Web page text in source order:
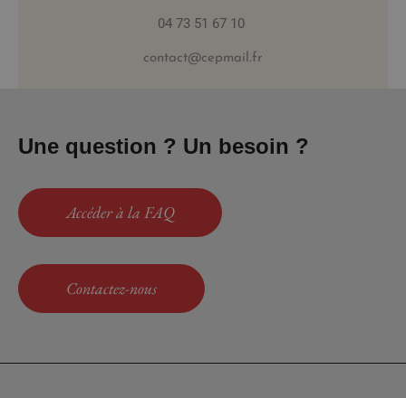
04 73 51 67 10
contact@cepmail.fr
Une question ? Un besoin ?
Accéder à la FAQ
Contactez-nous